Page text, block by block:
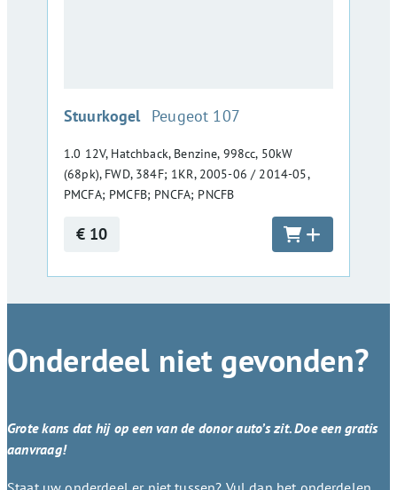
Stuurkogel :Peugeot 107
1.0 12V, Hatchback, Benzine, 998cc, 50kW
(68pk), FWD, 384F; 1KR, 2005-06 / 2014-05,
PMCFA; PMCFB; PNCFA; PNCFB
€ 10
Onderdeel niet gevonden?
Grote kans dat hij op een van de donor auto’s zit. Doe een gratis
aanvraag!